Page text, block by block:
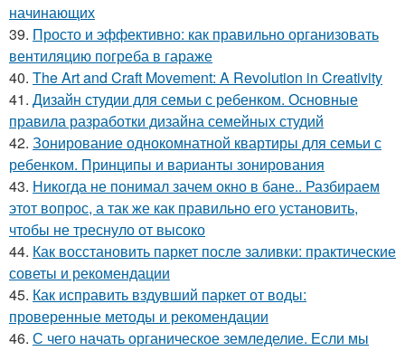
начинающих
39. Просто и эффективно: как правильно организовать
вентиляцию погреба в гараже
40. The Art and Craft Movement: A Revolution in Creativity
41. Дизайн студии для семьи с ребенком. Основные
правила разработки дизайна семейных студий
42. Зонирование однокомнатной квартиры для семьи с
ребенком. Принципы и варианты зонирования
43. Никогда не понимал зачем окно в бане.. Разбираем
этот вопрос, а так же как правильно его установить,
чтобы не треснуло от высоко
44. Как восстановить паркет после заливки: практические
советы и рекомендации
45. Как исправить вздувший паркет от воды:
проверенные методы и рекомендации
46. С чего начать органическое земледелие. Если мы